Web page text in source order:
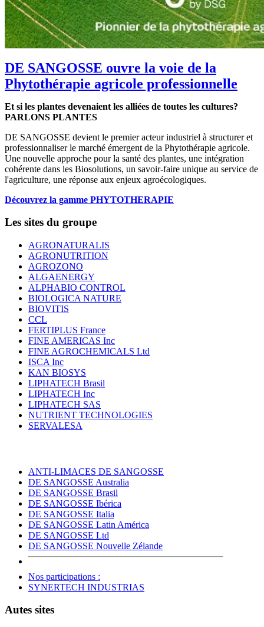
DE SANGOSSE ouvre la voie de la
Phytothérapie agricole professionnelle
Et si les plantes devenaient les alliées de toutes les cultures?
PARLONS PLANTES
DE SANGOSSE devient le premier acteur industriel à structurer et
professionnaliser le marché émergent de la Phytothérapie agricole.
Une nouvelle approche pour la santé des plantes, une intégration
cohérente dans les Biosolutions, un savoir-faire unique au service de
l'agriculture, une réponse aux enjeux agroécologiques.
Découvrez la gamme PHYTOTHERAPIE
Les sites du groupe
AGRONATURALIS
AGRONUTRITION
AGROZONO
ALGAENERGY
ALPHABIO CONTROL
BIOLOGICA NATURE
BIOVITIS
CCL
FERTIPLUS France
FINE AMERICAS Inc
FINE AGROCHEMICALS Ltd
ISCA Inc
KAN BIOSYS
LIPHATECH Brasil
LIPHATECH Inc
LIPHATECH SAS
NUTRIENT TECHNOLOGIES
SERVALESA
ANTI-LIMACES DE SANGOSSE
DE SANGOSSE Australia
DE SANGOSSE Brasil
DE SANGOSSE Ibérica
DE SANGOSSE Italia
DE SANGOSSE Latin América
DE SANGOSSE Ltd
DE SANGOSSE Nouvelle Zélande
Nos participations :
SYNERTECH INDUSTRIAS
Autes sites